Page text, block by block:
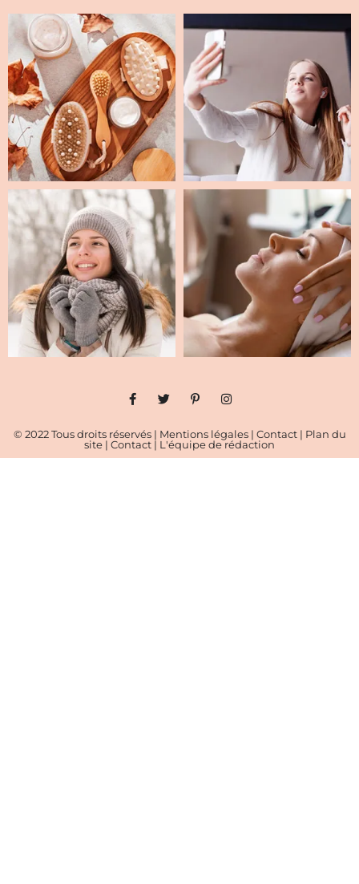
© 2022 Tous droits réservés | Mentions légales| Contact| Plan du
site | Contact | L'équipe de rédaction